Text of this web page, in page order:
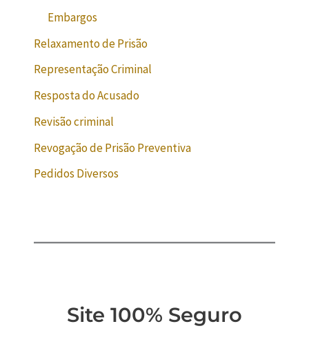
Embargos
Relaxamento de Prisão
Representação Criminal
Resposta do Acusado
Revisão criminal
Revogação de Prisão Preventiva
Pedidos Diversos
Site 100% Seguro